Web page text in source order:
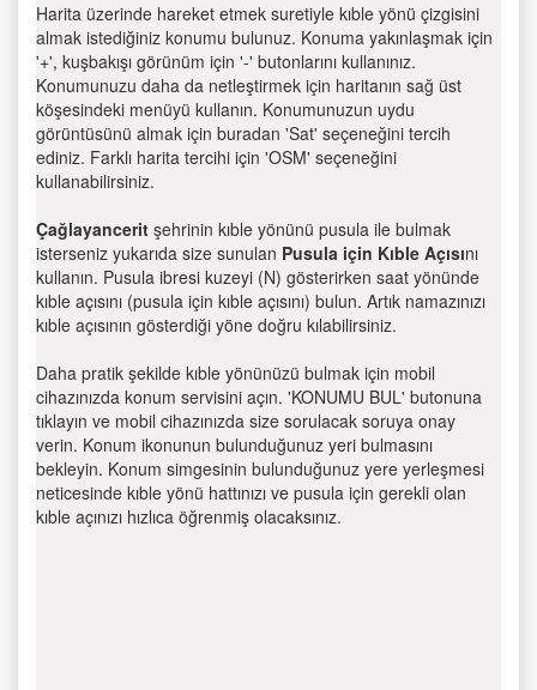
Harita üzerinde hareket etmek suretiyle kıble yönü çizgisini
almak istediğiniz konumu bulunuz. Konuma yakınlaşmak için
'+', kuşbakışı görünüm için '-' butonlarını kullanınız.
Konumunuzu daha da netleştirmek için haritanın sağ üst
köşesindeki menüyü kullanın. Konumunuzun uydu
görüntüsünü almak için buradan 'Sat' seçeneğini tercih
ediniz. Farklı harita tercihi için 'OSM' seçeneğini
kullanabilirsiniz.
Çağlayancerit şehrinin kıble yönünü pusula ile bulmak
isterseniz yukarıda size sunulan Pusula için Kıble Açısını
kullanın. Pusula ibresi kuzeyi (N) gösterirken saat yönünde
kıble açısını (pusula için kıble açısını) bulun. Artık namazınızı
kıble açısının gösterdiği yöne doğru kılabilirsiniz.
Daha pratik şekilde kıble yönünüzü bulmak için mobil
cihazınızda konum servisini açın. 'KONUMU BUL' butonuna
tıklayın ve mobil cihazınızda size sorulacak soruya onay
verin. Konum ikonunun bulunduğunuz yeri bulmasını
bekleyin. Konum simgesinin bulunduğunuz yere yerleşmesi
neticesinde kıble yönü hattınızı ve pusula için gerekli olan
kıble açınızı hızlıca öğrenmiş olacaksınız.